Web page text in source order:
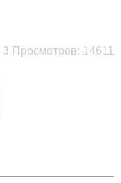
3 Просмотров: 14611